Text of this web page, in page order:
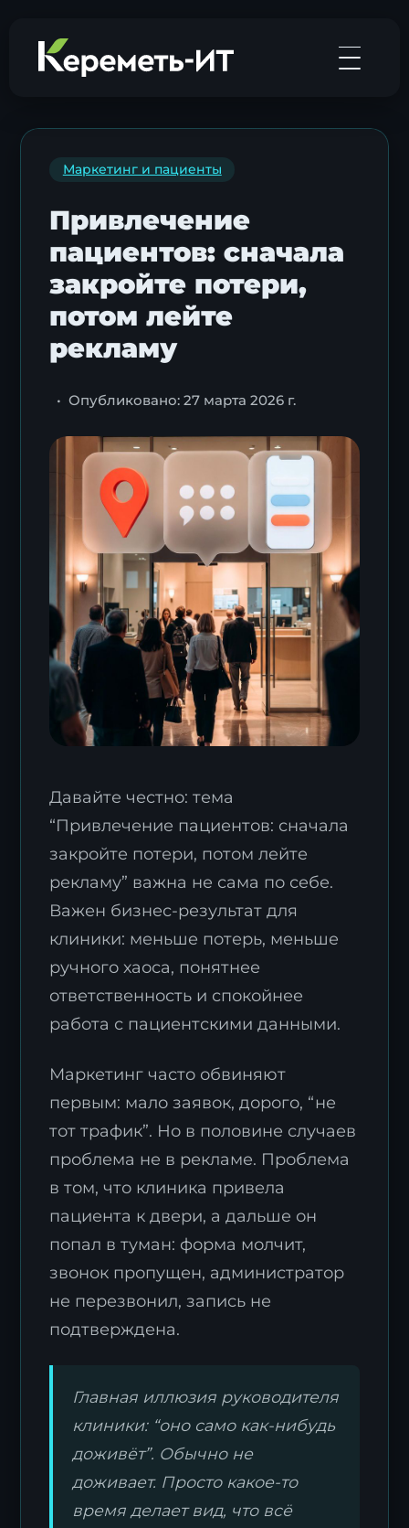
Маркетинг и пациенты
Привлечение
пациентов: сначала
закройте потери,
потом лейте
рекламу
• Опубликовано: 27 марта 2026 г.
Давайте честно: тема
“Привлечение пациентов: сначала
закройте потери, потом лейте
рекламу” важна не сама по себе.
Важен бизнес-результат для
клиники: меньше потерь, меньше
ручного хаоса, понятнее
ответственность и спокойнее
работа с пациентскими данными.
Маркетинг часто обвиняют
первым: мало заявок, дорого, “не
тот трафик”. Но в половине случаев
проблема не в рекламе. Проблема
в том, что клиника привела
пациента к двери, а дальше он
попал в туман: форма молчит,
звонок пропущен, администратор
не перезвонил, запись не
подтверждена.
Главная иллюзия руководителя
клиники: “оно само как-нибудь
доживёт”. Обычно не
доживает. Просто какое-то
время делает вид, что всё